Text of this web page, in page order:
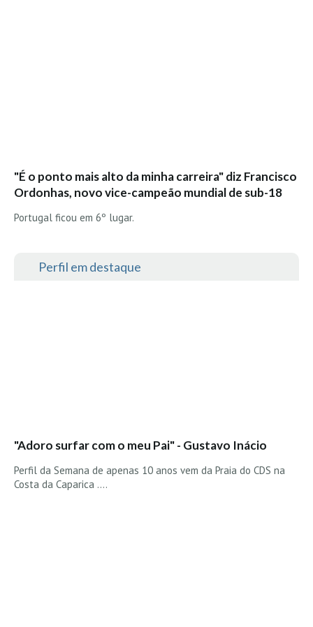
"É o ponto mais alto da minha carreira" diz Francisco
Ordonhas, novo vice-campeão mundial de sub-18
Portugal ficou em 6º lugar.
Perfil em destaque
"Adoro surfar com o meu Pai" - Gustavo Inácio
Perfil da Semana de apenas 10 anos vem da Praia do CDS na
Costa da Caparica ....